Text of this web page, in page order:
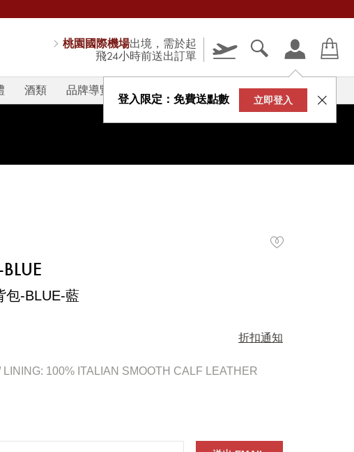
桃園國際機場出境，需於起
飛24小時前送出訂單
登入限定：免費送點數 立即登入
酒類 品牌導覽 V-STORY
包-BLUE-藍
折扣通知
LINING: 100% ITALIAN SMOOTH CALF LEATHER